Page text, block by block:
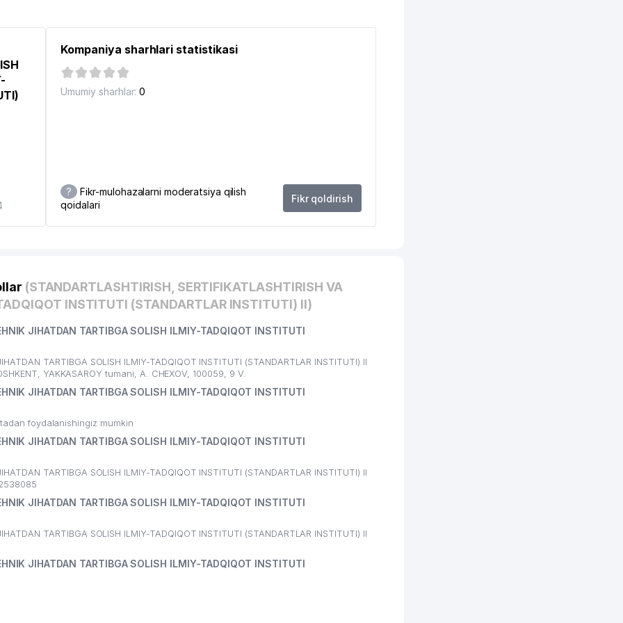
338 м
BO'LGANLIGI HAQIDA MUZEYDAGI XOTIRA EKSPOZITSIYASI
Kompaniya sharhlari statistikasi
Umumiy sharhlar: 0
?
Fikr-mulohazalarni moderatsiya qilish
qoidalari
Fikr qoldirish
(STANDARTLASHTIRISH, SERTIFIKATLASHTIRISH VA
INSTITUTI (STANDARTLAR INSTITUTI) II)
JIHATDAN TARTIBGA SOLISH ILMIY-TADQIQOT INSTITUTI
TARTIBGA SOLISH ILMIY-TADQIQOT INSTITUTI (STANDARTLAR INSTITUTI) II
YAKKASAROY tumani, A. CHEXOV, 100059, 9 V.
JIHATDAN TARTIBGA SOLISH ILMIY-TADQIQOT INSTITUTI
foydalanishingiz mumkin
JIHATDAN TARTIBGA SOLISH ILMIY-TADQIQOT INSTITUTI
TARTIBGA SOLISH ILMIY-TADQIQOT INSTITUTI (STANDARTLAR INSTITUTI) II
JIHATDAN TARTIBGA SOLISH ILMIY-TADQIQOT INSTITUTI
TARTIBGA SOLISH ILMIY-TADQIQOT INSTITUTI (STANDARTLAR INSTITUTI) II
JIHATDAN TARTIBGA SOLISH ILMIY-TADQIQOT INSTITUTI